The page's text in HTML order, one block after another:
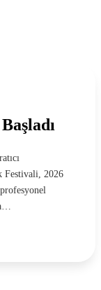
Festivali, 2026